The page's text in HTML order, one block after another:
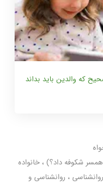
همسر شکوفه داد؟) خانواده
روانشناسی و